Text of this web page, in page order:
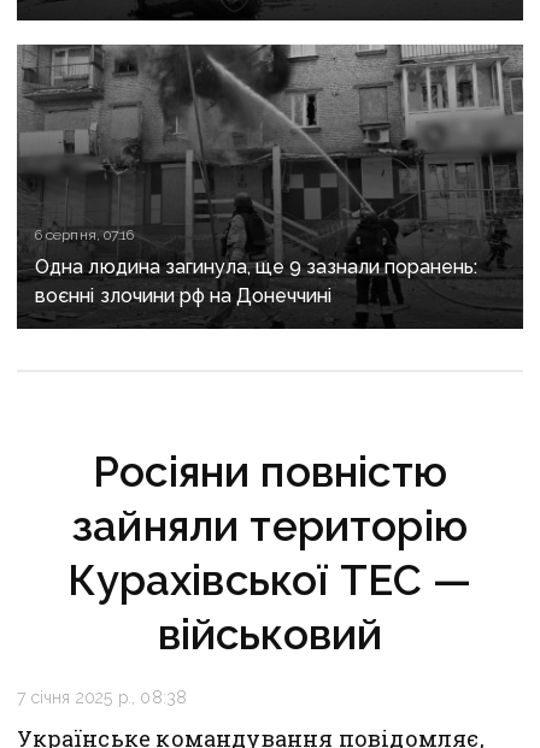
критично зруйнована
6 серпня, 07:16
Одна людина загинула, ще 9 зазнали поранень:
воєнні злочини рф на Донеччині
Росіяни повністю
зайняли територію
Курахівської ТЕС —
військовий
7 січня 2025 р., 08:38
Українське командування повідомляє,